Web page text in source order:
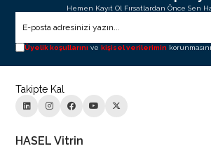
Hemen Kayıt Ol Fırsatlardan Önce Sen
Üyelik koşullarını ve kişisel verilerimin
Takipte Kal
HASEL Vitrin